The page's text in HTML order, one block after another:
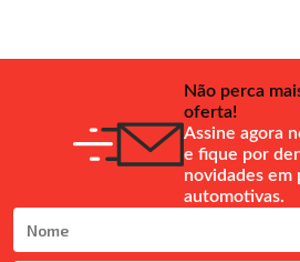
Não perca
oferta!
Assine agora
e fique por
novidades em
automotivas.